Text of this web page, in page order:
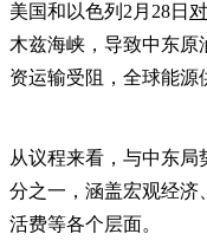
美国和以色列2月28日
木兹海峡，导致中东原
资运输受阻，全球能源
从议程来看，与中东
分之一，涵盖宏观经济
活费等各个层面。